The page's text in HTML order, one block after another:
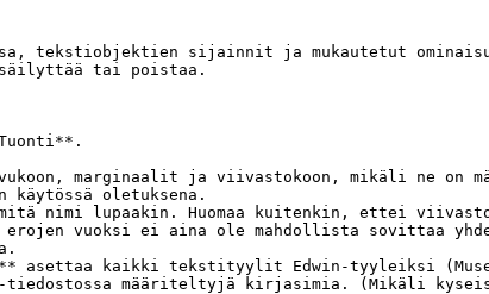
tekstiobjektien sijainnit ja mukautetut
säilyttää tai poistaa.
marginaalit ja viivastokoon, mikäli ne on
nimi lupaakin. Huomaa kuitenkin, ettei
vuoksi ei aina ole mahdollista sovittaa
asettaa kaikki tekstityylit Edwin-tyyleiksi
tiedostossa määriteltyjä kirjasimia. (Mikäli